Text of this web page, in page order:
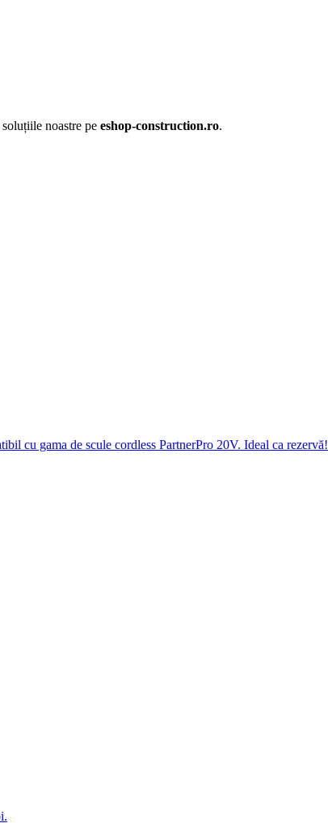
noastre pe eshop-construction.ro.
cu gama de scule cordless PartnerPro 20V. Ideal ca rezervă!